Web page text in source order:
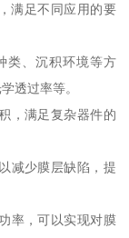
满足不同应用的要
类、沉积环境等方
透过率等。
，满足复杂器件的
减少膜层缺陷，提
率，可以实现对膜